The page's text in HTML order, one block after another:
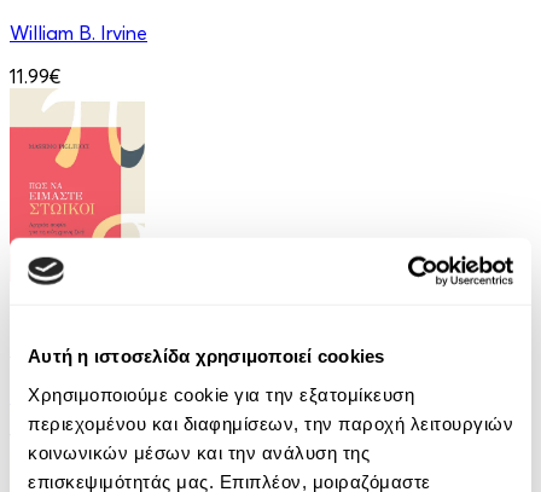
Αυτή η ιστοσελίδα χρησιμοποιεί cookies
Χρησιμοποιούμε cookie για την εξατομίκευση
περιεχομένου και διαφημίσεων, την παροχή λειτουργιών
κοινωνικών μέσων και την ανάλυση της
επισκεψιμότητάς μας. Επιπλέον, μοιραζόμαστε
William B. Irvine
11.99€
Πώς να είμαστε Στωικοί
Massimo Pigliucci
10.99€